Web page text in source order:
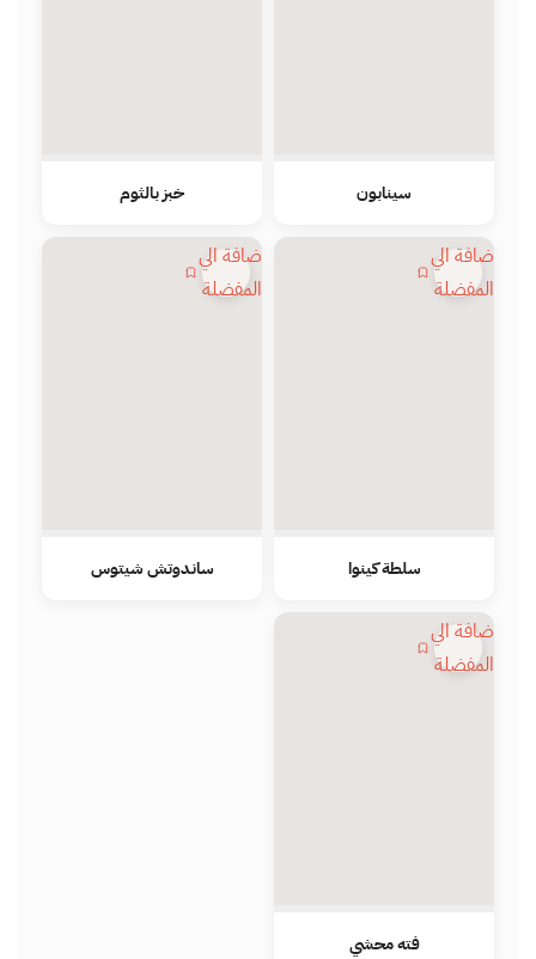
سينابون خبز بالثوم
اضافة الي
المفضلة
سلطة كينوا
اضافة الي
المفضلة
ساندوتش شيتوس
اضافة الي
المفضلة
فته محشي